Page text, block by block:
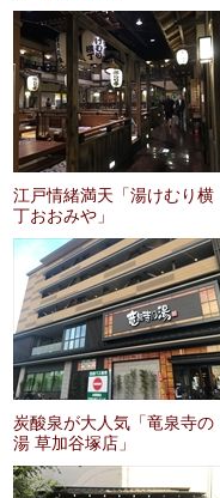
江戸情緒満天「湯けむり横
丁おおみや」
炭酸泉が大人気「竜泉寺の
湯 草加谷塚店」